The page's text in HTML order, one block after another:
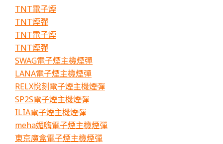
TNT電子煙
TNT煙彈
TNT電子煙
TNT煙彈
SWAG電子煙主機煙彈
LANA電子煙主機煙彈
RELX悅刻電子煙主機煙彈
SP2S電子煙主機煙彈
ILIA電子煙主機煙彈
meha媚嗨電子煙主機煙彈
東京魔盒電子煙主機煙彈